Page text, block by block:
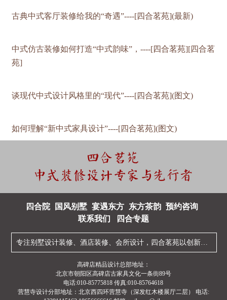
古典中式客厅装修给我的“奇遇”----[四合茗苑](最新)
中式仿古装修如何打造“中式韵味”，----[四合茗苑][四合茗
苑]
谈现代中式设计风格里的“现代”----[四合茗苑](图文)
如何理解“新中式家具设计”----[四合茗苑](图文)
四合院 国风别墅 宴遇东方 东方茶韵 预约咨询
联系我们
四合专题
专注别墅设计装修 、酒店装修 、会所设计 ，四合茗苑以创新型的
高碑店精品设计总部地址：
北京市朝阳区高碑店古家具文化一条街89号
电话:010-85775818 传真:010-85764618
营慧寺设计分部地址：北京西四环营慧寺（深发红木楼展厅二层） 电话: